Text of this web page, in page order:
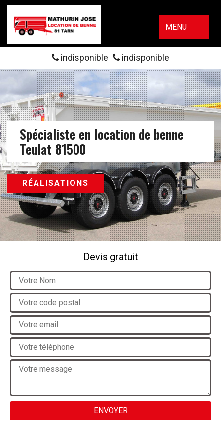
MENU
indisponible indisponible
Spécialiste en location de benne
Teulat 81500
RÉALISATIONS
Devis gratuit